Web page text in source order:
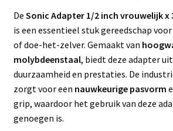
De Sonic Adapter 1/2 inch vrouwelijk x
is een essentieel stuk gereedschap
of doe-het-zelver. Gemaakt van
molybdeenstaal, biedt deze adapter
duurzaamheid en prestaties. De
zorgt voor een nauwkeurige pasvorm
grip, waardoor het gebruik van deze
genoegen is.